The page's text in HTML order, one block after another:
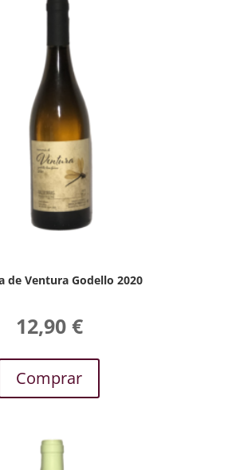
de Ventura Godello 2020
12,90 €
Comprar